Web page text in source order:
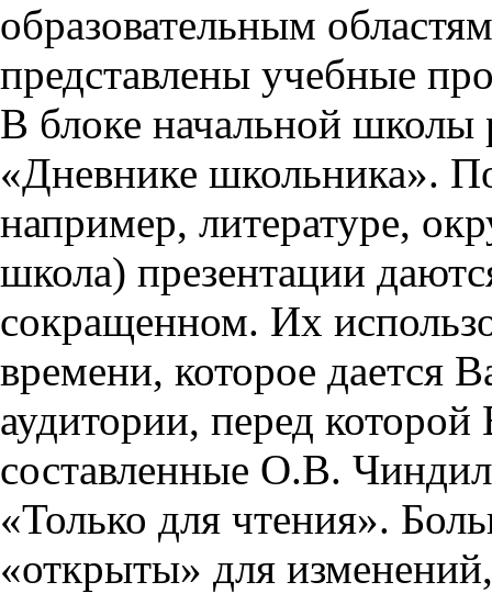
образовательным
представлены учебные
В блоке начальной школы
«Дневнике школьника».
например, литературе,
школа) презентации
сокращенном. Их
времени, которое дается
аудитории, перед
составленные О.В.
«Только для чтения».
«открыты» для